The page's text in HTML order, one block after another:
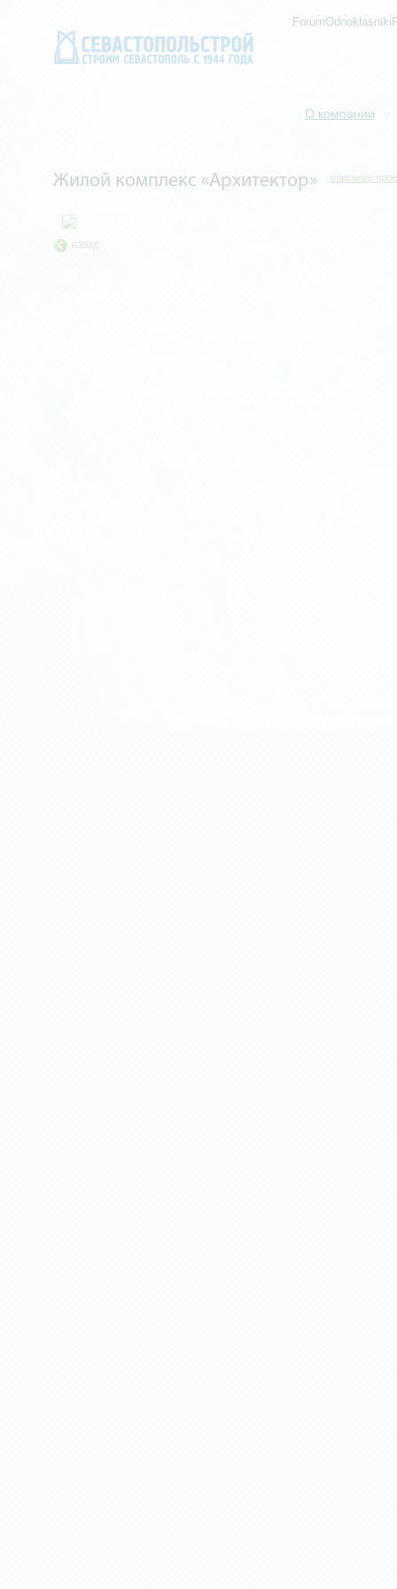
/
О компании
Жилой комплекс «Архитектор» описание